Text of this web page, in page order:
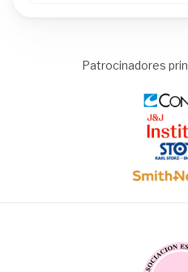
Patrocinadores
Image
Image
Image
Image
Image